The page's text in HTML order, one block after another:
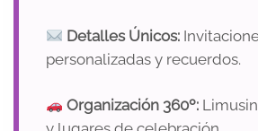
Detalles Únicos:
personalizadas y recuerdos.
Organización 360º: